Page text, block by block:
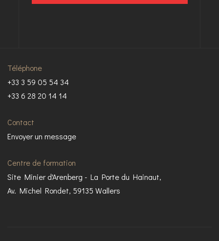
Téléphone
+33 3 59 05 54 34
+33 6 28 20 14 14
Contact
Envoyer un message
Centre de formation
Site Minier d'Arenberg - La Porte du Hainaut,
Av. Michel Rondet, 59135 Wallers